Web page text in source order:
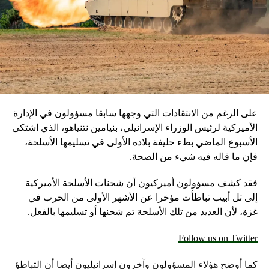
سمحت قمة فبراير لقائد الكنيسة الكاثوليكيّة من التأكد ان
الأساقفة يشعرون بأنهم معنيين بوضع حد لهذا الفساد. فدوره،
كخليفة بطرس، هو اطلاق “عمليات” ومكافحة هذه الوحشيّة
الكبيرة.
عن الحالات غير المنتظمة وخاصةً الأشخاص المثليين
أكد البابا قائلاً “لا أستطيع أن أرفض أحد لأن كلّ المؤمنين هم أبناء
اللّه وبالتالي هو يحبهم. اعتبر انه من الضروري اطلاق “عمليّة
المثليّة.
وأسف البابا لمعالجة بعض وسائل الاعلام بشكل خاطئ إجابته،
حينها انه لا يجب ان يُعزلوا عن عائلاتهم ونصح آباء الشباب
على الرغم من الانتقادات التي وجهها سابقا مسؤولون في الإدارة
الأميركية لرئيس الوزراء الإسرائيلي، بنيامين نتنياهو، الذي اشتكى
الأسبوع الماضي بطء حليفة بلاده الأولى في تسليمها الأسلحة،
فإن ما قاله فيه شيء من الصحة.
فقد كشف مسؤولون أميركيون أن شحنات الأسلحة الأميركية
إلى تل أبيب تباطأت مؤخرا عن الأشهر الأولى من الحرب في
غزة، لأن العديد من تلك الأسلحة تم شحنها أو تسليمها بالفعل.
Follow us on Twitter
كما أوضح هؤلاء المسؤولون وآخرون إسرائيليون أيضا أن التباطؤ